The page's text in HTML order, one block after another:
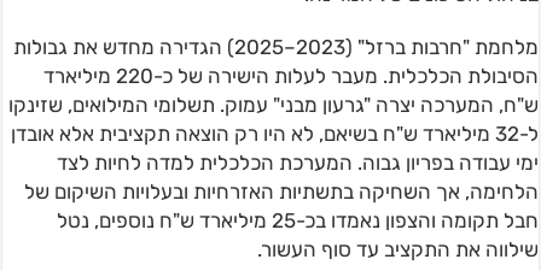
מלחמת "חרבות ברזל" (2023–2025) הגדירה מחדש את גבולות
הסיבולת הכלכלית. מעבר לעלות הישירה של כ-220 מיליארד
ש"ח, המערכה יצרה "גרעון מבני" עמוק. תשלומי המילואים, שזינקו
ל-32 מיליארד ש"ח בשיאם, לא היו רק הוצאה תקציבית אלא אובדן
ימי עבודה בפריון גבוה. המערכת הכלכלית למדה לחיות לצד
הלחימה, אך השחיקה בתשתיות האזרחיות ובעלויות השיקום של
חבל תקומה והצפון נאמדו בכ-25 מיליארד ש"ח נוספים, נטל
שילווה את התקציב עד סוף העשור.